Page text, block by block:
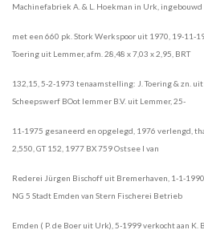
Machinefabriek A. & L. Hoekman in Urk, ingebouwd
met een 660 pk. Stork Werkspoor uit 1970, 19-11-
Toering uit Lemmer, afm. 28,48 x 7,03 x 2,95, BRT
132,15, 5-2-1973 tenaamstelling: J. Toering & zn.
Scheepswerf BOot lemmer B.V. uit Lemmer, 25-
11-1975 gesaneerd en opgelegd, 1976 verlengd,
2,550, GT 152, 1977 BX 759 Ostsee I van
Rederei Jürgen Bischoff uit Bremerhaven, 1-1-
NG 5 Stadt Emden van Stern Fischerei Betrieb
Emden ( P. de Boer uit Urk), 5-1999 verkocht aan